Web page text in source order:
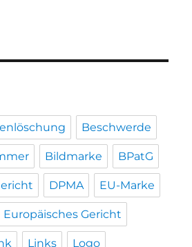
Beschwerde
Bildmarke BPatG
DPMA EU-Marke
Europäisches Gericht
Links Logo